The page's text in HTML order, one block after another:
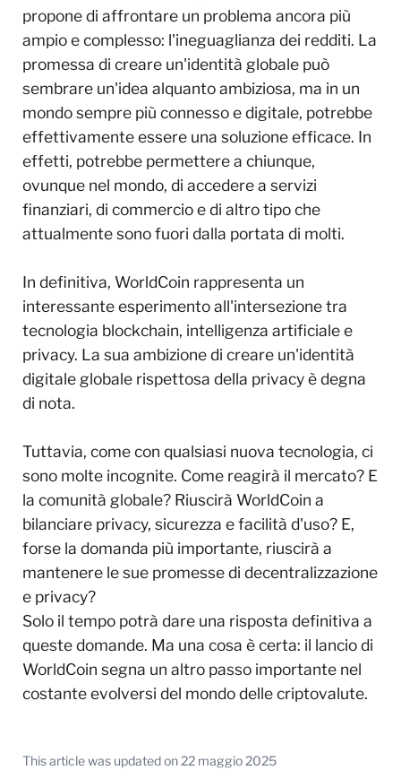
propone di affrontare un problema ancora più
ampio e complesso: l'ineguaglianza dei redditi. La
promessa di creare un'identità globale può
sembrare un'idea alquanto ambiziosa, ma in un
mondo sempre più connesso e digitale, potrebbe
effettivamente essere una soluzione efficace. In
effetti, potrebbe permettere a chiunque,
ovunque nel mondo, di accedere a servizi
finanziari, di commercio e di altro tipo che
attualmente sono fuori dalla portata di molti.
In definitiva, WorldCoin rappresenta un
interessante esperimento all'intersezione tra
tecnologia blockchain, intelligenza artificiale e
privacy. La sua ambizione di creare un'identità
digitale globale rispettosa della privacy è degna
di nota.
Tuttavia, come con qualsiasi nuova tecnologia, ci
sono molte incognite. Come reagirà il mercato? E
la comunità globale? Riuscirà WorldCoin a
bilanciare privacy, sicurezza e facilità d'uso? E,
forse la domanda più importante, riuscirà a
mantenere le sue promesse di decentralizzazione
e privacy?
Solo il tempo potrà dare una risposta definitiva a
queste domande. Ma una cosa è certa: il lancio di
WorldCoin segna un altro passo importante nel
costante evolversi del mondo delle criptovalute.
This article was updated on22 maggio 2025